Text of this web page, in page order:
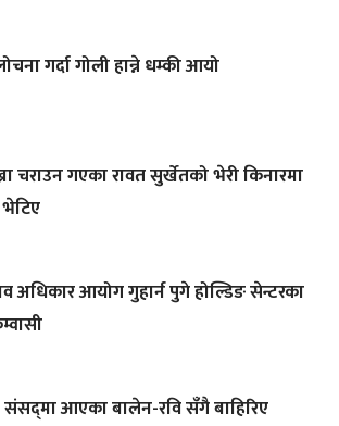
गर्दा गोली हान्ने धम्की आयो
चराउन गएका रावत सुर्खेतको भेरी किनारमा
अधिकार आयोग गुहार्न पुगे होल्डिङ सेन्टरका
आएका बालेन-रवि सँगै बाहिरिए